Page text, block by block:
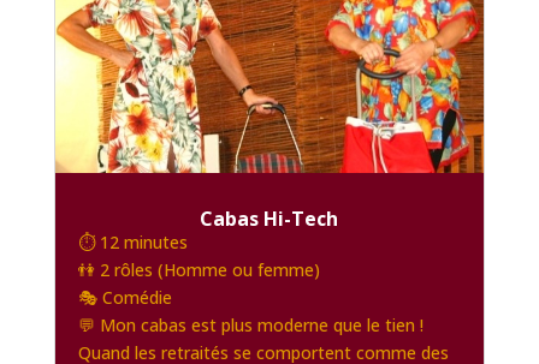
Cabas Hi-Tech
⏱️ 12 minutes
👫 2 rôles (Homme ou femme)
🎭 Comédie
💬 Mon cabas est plus moderne que le tien !
Quand les retraités se comportent comme des